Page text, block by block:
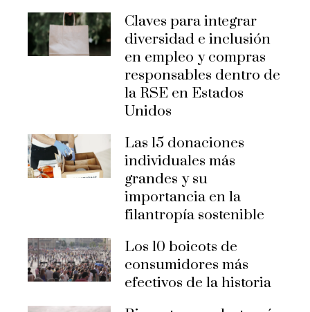
Claves para integrar
diversidad e inclusión
en empleo y compras
responsables dentro de
la RSE en Estados
Unidos
Las 15 donaciones
individuales más
grandes y su
importancia en la
filantropía sostenible
Los 10 boicots de
consumidores más
efectivos de la historia